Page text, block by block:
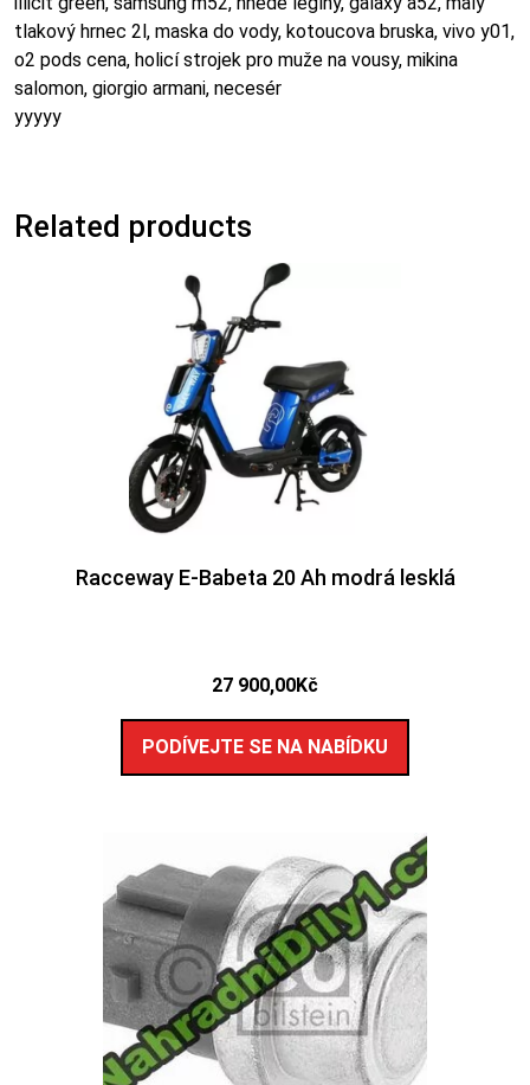
tlakový hrnec 2l, maska do vody, kotoucova bruska, vivo y01,
o2 pods cena, holicí strojek pro muže na vousy, mikina
salomon, giorgio armani, necesér
yyyyy
Related products
Racceway E-Babeta 20 Ah modrá lesklá
27 900,00Kč
PODÍVEJTE SE NA NABÍDKU